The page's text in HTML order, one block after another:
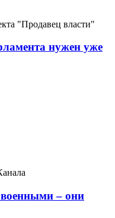
"Продавец власти"
нужен уже
военными – они